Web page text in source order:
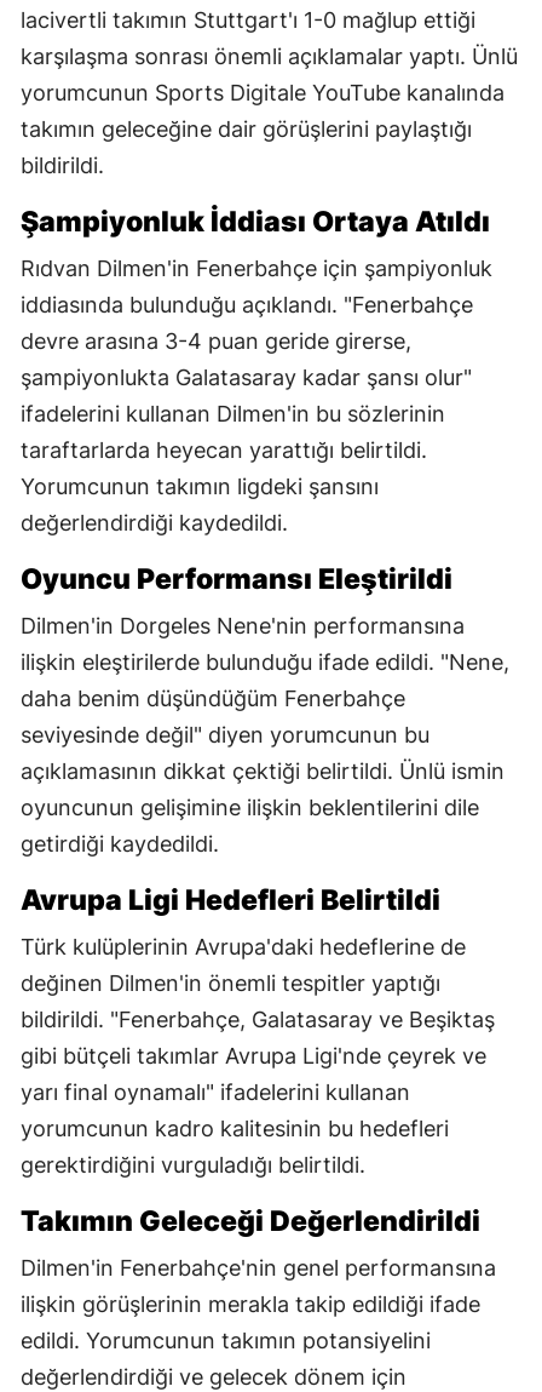
lacivertli takımın Stuttgart'ı 1-0 mağlup ettiği
karşılaşma sonrası önemli açıklamalar yaptı. Ünlü
yorumcunun Sports Digitale YouTube kanalında
takımın geleceğine dair görüşlerini paylaştığı
bildirildi.
Şampiyonluk İddiası Ortaya Atıldı
Rıdvan Dilmen'in Fenerbahçe için şampiyonluk
iddiasında bulunduğu açıklandı. "Fenerbahçe
devre arasına 3-4 puan geride girerse,
şampiyonlukta Galatasaray kadar şansı olur"
ifadelerini kullanan Dilmen'in bu sözlerinin
taraftarlarda heyecan yarattığı belirtildi.
Yorumcunun takımın ligdeki şansını
değerlendirdiği kaydedildi.
Oyuncu Performansı Eleştirildi
Dilmen'in Dorgeles Nene'nin performansına
ilişkin eleştirilerde bulunduğu ifade edildi. "Nene,
daha benim düşündüğüm Fenerbahçe
seviyesinde değil" diyen yorumcunun bu
açıklamasının dikkat çektiği belirtildi. Ünlü ismin
oyuncunun gelişimine ilişkin beklentilerini dile
getirdiği kaydedildi.
Avrupa Ligi Hedefleri Belirtildi
Türk kulüplerinin Avrupa'daki hedeflerine de
değinen Dilmen'in önemli tespitler yaptığı
bildirildi. "Fenerbahçe, Galatasaray ve Beşiktaş
gibi bütçeli takımlar Avrupa Ligi'nde çeyrek ve
yarı final oynamalı" ifadelerini kullanan
yorumcunun kadro kalitesinin bu hedefleri
gerektirdiğini vurguladığı belirtildi.
Takımın Geleceği Değerlendirildi
Dilmen'in Fenerbahçe'nin genel performansına
ilişkin görüşlerinin merakla takip edildiği ifade
edildi. Yorumcunun takımın potansiyelini
değerlendirdiği ve gelecek dönem için